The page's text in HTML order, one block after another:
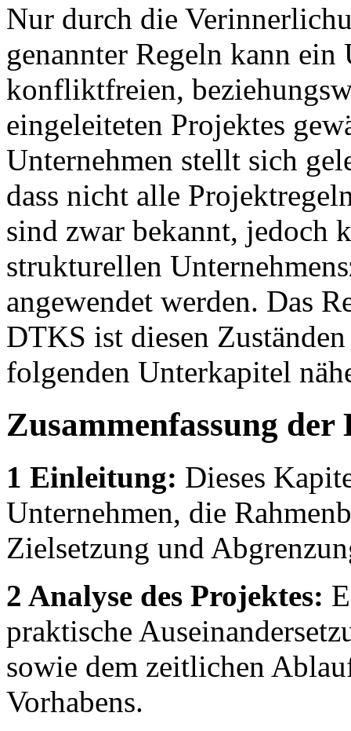
Nur durch die
genannter Regeln kann ein
konfliktfreien,
eingeleiteten Projektes
Unternehmen stellt sich
dass nicht alle
sind zwar bekannt, jedoch
strukturellen
angewendet werden. Das
DTKS ist diesen
folgenden Unterkapitel
Zusammenfassung der
1 Einleitung: Dieses
Unternehmen, die
Zielsetzung und
2 Analyse des Projektes:
praktische
sowie dem zeitlichen
Vorhabens.